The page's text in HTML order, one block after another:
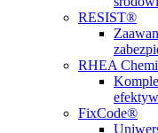
RESIST®
RHEA
FixCode®